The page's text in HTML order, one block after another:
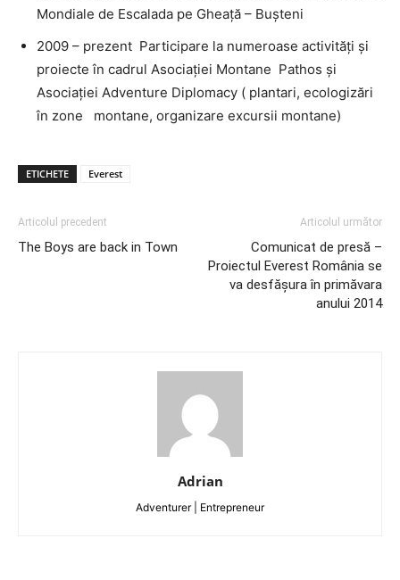
Mondiale de Escalada pe Gheaţă – Buşteni
2009 – prezent Participare la numeroase activităţi şi
proiecte în cadrul Asociaţiei Montane Pathos şi
Asociaţiei Adventure Diplomacy ( plantari, ecologizări
în zone montane, organizare excursii montane)
ETICHETE Everest
Articolul precedent
The Boys are back in Town
Articolul următor
Comunicat de presă –
Proiectul Everest România se
va desfășura în primăvara
anului 2014
Adrian
Adventurer | Entrepreneur